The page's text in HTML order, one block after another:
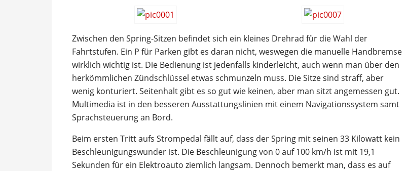
Zwischen den Spring-Sitzen befindet sich ein kleines Drehrad für die Wahl der
Fahrtstufen. Ein P für Parken gibt es daran nicht, weswegen die manuelle Handbremse
wirklich wichtig ist. Die Bedienung ist jedenfalls kinderleicht, auch wenn man über den
herkömmlichen Zündschlüssel etwas schmunzeln muss. Die Sitze sind straff, aber
wenig konturiert. Seitenhalt gibt es so gut wie keinen, aber man sitzt angemessen gut.
Multimedia ist in den besseren Ausstattungslinien mit einem Navigationssystem samt
Sprachsteuerung an Bord.
Beim ersten Tritt aufs Strompedal fällt auf, dass der Spring mit seinen 33 Kilowatt kein
Beschleunigungswunder ist. Die Beschleunigung von 0 auf 100 km/h ist mit 19,1
Sekunden für ein Elektroauto ziemlich langsam. Dennoch bemerkt man, dass es auf